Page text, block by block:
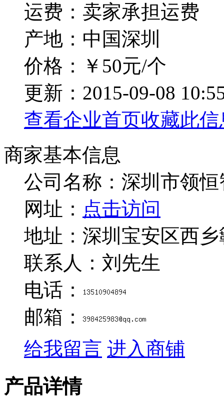
运费：卖家承担运费
产地：中国深圳
价格：￥50元/个
更新：2015-09-08
查看企业首页收藏此信
商家基本信息
公司名称：深圳市领
网址： 点击访问
地址：深圳宝安区西
联系人：刘先生
电话：
邮箱：
给我留言 进入商铺
产品详情